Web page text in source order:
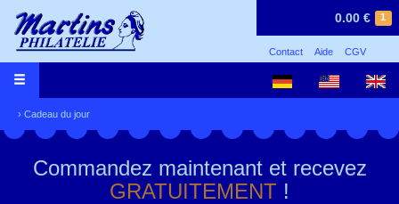
1
0.00 €
Contact Aide CGV
› Cadeau du jour
Commandez maintenant et recevez
GRATUITEMENT !